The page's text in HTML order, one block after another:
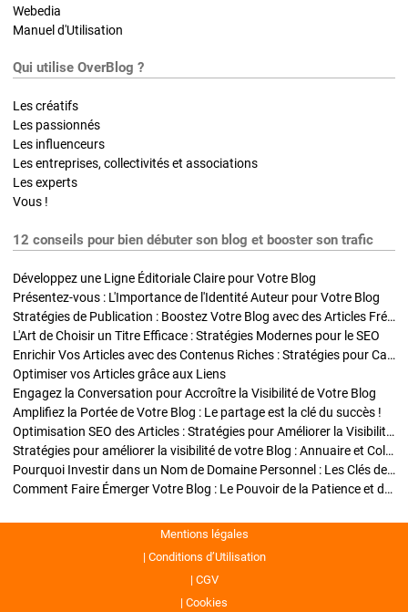
Webedia
Manuel d'Utilisation
Qui utilise OverBlog ?
Les créatifs
Les passionnés
Les influenceurs
Les entreprises, collectivités et associations
Les experts
Vous !
12 conseils pour bien débuter son blog et booster son trafic
Développez une Ligne Éditoriale Claire pour Votre Blog
Présentez-vous : L'Importance de l'Identité Auteur pour Votre Blog
Stratégies de Publication : Boostez Votre Blog avec des Articles Fréquents et Exclusifs
L'Art de Choisir un Titre Efficace : Stratégies Modernes pour le SEO
Enrichir Vos Articles avec des Contenus Riches : Stratégies pour Captiver et Optimiser
Optimiser vos Articles grâce aux Liens
Engagez la Conversation pour Accroître la Visibilité de Votre Blog
Amplifiez la Portée de Votre Blog : Le partage est la clé du succès !
Optimisation SEO des Articles : Stratégies pour Améliorer la Visibilité de Votre Blog
Stratégies pour améliorer la visibilité de votre Blog : Annuaire et Collaborations
Pourquoi Investir dans un Nom de Domaine Personnel : Les Clés de la Réussite de Votre Blog
Comment Faire Émerger Votre Blog : Le Pouvoir de la Patience et de la Persévérance
Mentions légales
Conditions d’Utilisation
CGV
Cookies